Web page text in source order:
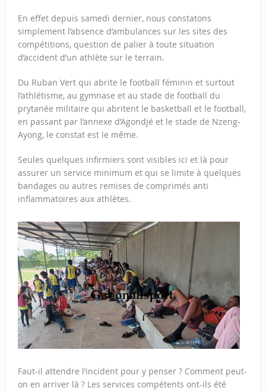
En effet depuis samedi dernier, nous constatons
simplement l’absence d’ambulances sur les sites des
compétitions, question de palier à toute situation
d’accident d’un athlète sur le terrain.
Du Ruban Vert qui abrite le football féminin et surtout
l’athlétisme, au gymnase et au stade de football du
prytanée militaire qui abritent le basketball et le football,
en passant par l’annexe d’Agondjé et le stade de Nzeng-
Ayong, le constat est le même.
Seules quelques infirmiers sont visibles ici et là pour
assurer un service minimum et qui se limite à quelques
bandages ou autres remises de comprimés anti
inflammatoires aux athlètes.
Faut-il attendre l’incident pour y penser ? Comment peut-
on en arriver là ? Les services compétents ont-ils été